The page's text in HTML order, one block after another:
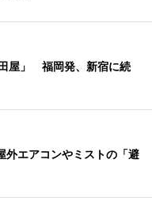
屋」 福岡発、新宿に続
外エアコンやミストの「避